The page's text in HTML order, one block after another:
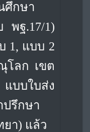
ศึกษา
พฐ.17/1)
1, แบบ 2
โลก เขต
บบใบส่ง
ปรึกษา
ยา) แล้ว